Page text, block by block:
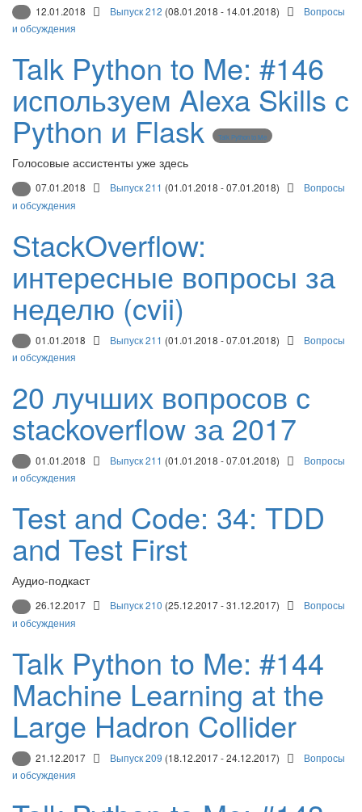
12.01.2018 Выпуск 212 (08.01.2018 - 14.01.2018)
Вопросы
и обсуждения
Talk Python to Me: #146
используем Alexa Skills с
Python и Flask Talk Python to Me
Голосовые ассистенты уже здесь
07.01.2018 Выпуск 211 (01.01.2018 - 07.01.2018)
Вопросы
и обсуждения
StackOverflow:
интересные вопросы за
неделю (cvii)
01.01.2018 Выпуск 211 (01.01.2018 - 07.01.2018)
Вопросы
и обсуждения
20 лучших вопросов с
stackoverflow за 2017
01.01.2018 Выпуск 211 (01.01.2018 - 07.01.2018)
Вопросы
и обсуждения
Test and Code: 34: TDD
and Test First
Аудио-подкаст
26.12.2017 Выпуск 210 (25.12.2017 - 31.12.2017)
Вопросы
и обсуждения
Talk Python to Me: #144
Machine Learning at the
Large Hadron Collider
21.12.2017 Выпуск 209 (18.12.2017 - 24.12.2017)
Вопросы
и обсуждения